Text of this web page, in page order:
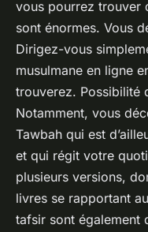
vous pourrez trouver
sont énormes. Vous
Dirigez-vous
musulmane en ligne
trouverez. Possibilité
Notamment, vous
Tawbah qui est
et qui régit votre
plusieurs versions,
livres se rapportant
tafsir sont également